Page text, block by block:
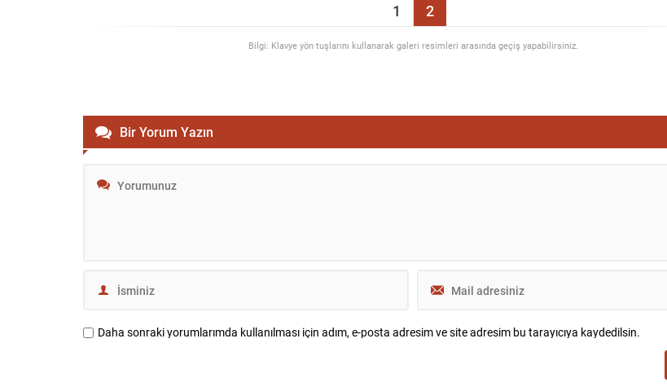
1 2
Bilgi: Klavye yön tuşlarını kullanarak galeri resimleri arasında geçiş yapabilirsiniz.
Bir Yorum Yazın
Daha sonraki yorumlarımda kullanılması için adım, e-posta adresim ve site adresim bu tarayıcıya kaydedilsin.